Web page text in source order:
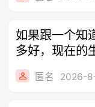
如果跟一个知
多好，现在的
身是
匿名 2026-